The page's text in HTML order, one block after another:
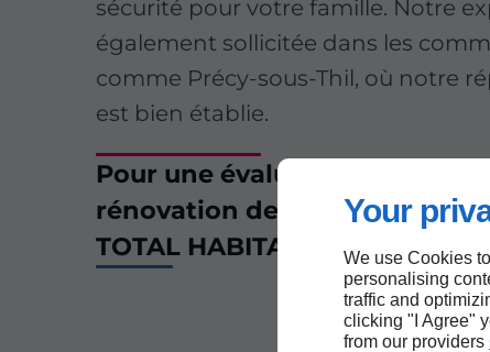
Your
We use Cookies
personalising
traffic and
clicking "I Agree"
from our providers
sécurité pour votre famille. Notre
également sollicitée dans les
comme Précy-sous-Thil, où notre
est bien établie.
Pour une évaluation précise et
rénovation de toiture à
TOTAL HABITAT.